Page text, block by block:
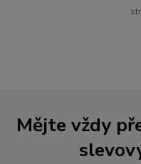
Mějte vždy